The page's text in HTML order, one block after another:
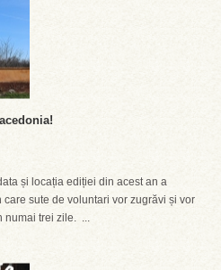
și locația ediției din acest an a
sute de voluntari vor zugrăvi și vor
numai trei zile. ...